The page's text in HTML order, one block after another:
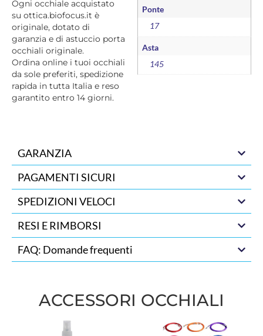
Ogni occhiale acquistato
su ottica.biofocus.it è
originale, dotato di
garanzia e di astuccio porta
occhiali originale.
Ordina online i tuoi occhiali
da sole preferiti, spedizione
rapida in tutta Italia e reso
garantito entro 14 giorni.
Ponte
17
Asta
145
GARANZIA
PAGAMENTI SICURI
SPEDIZIONI VELOCI
RESI E RIMBORSI
FAQ: Domande frequenti
ACCESSORI OCCHIALI